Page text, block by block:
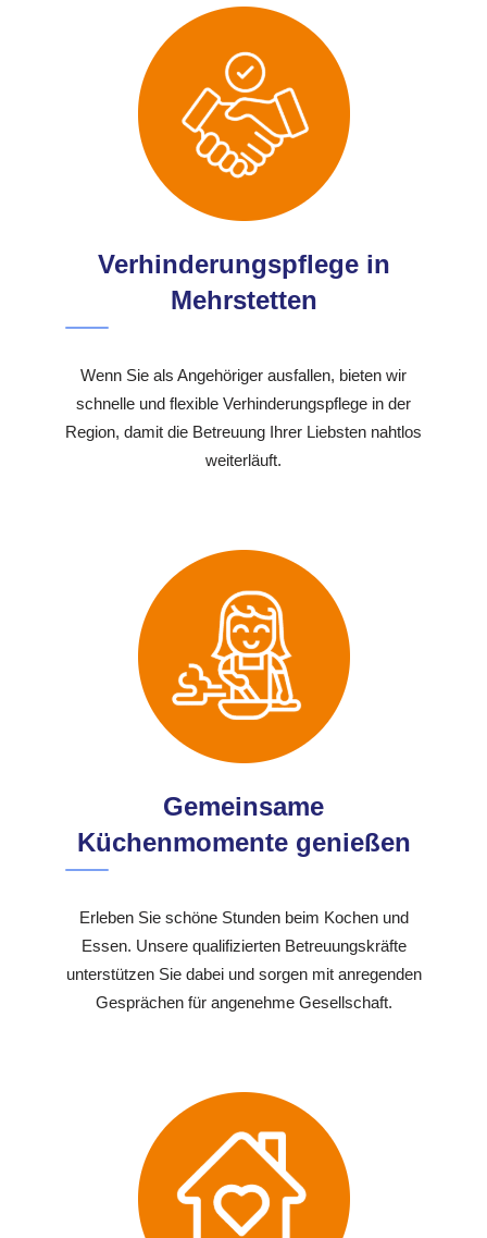
Verhinderungspflege in
Mehrstetten
Wenn Sie als Angehöriger ausfallen, bieten wir
schnelle und flexible Verhinderungspflege in der
Region, damit die Betreuung Ihrer Liebsten nahtlos
weiterläuft.
Gemeinsame
Küchenmomente genießen
Erleben Sie schöne Stunden beim Kochen und
Essen. Unsere qualifizierten Betreuungskräfte
unterstützen Sie dabei und sorgen mit anregenden
Gesprächen für angenehme Gesellschaft.